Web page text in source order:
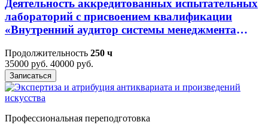
Деятельность аккредитованных испытательных
лабораторий с присвоением квалификации
«Внутренний аудитор системы менеджмента
(центров)»
Продолжительность 250 ч
35000 руб. 40000 руб.
Записаться
Профессиональная переподготовка